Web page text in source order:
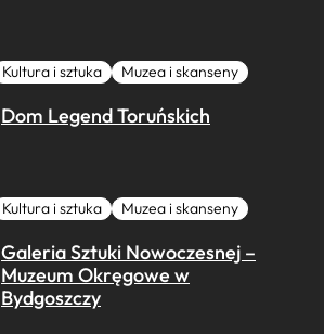
Kultura i sztuka Muzea i skanseny
Dom Legend Toruńskich
Kultura i sztuka Muzea i skanseny
Galeria Sztuki Nowoczesnej –
Muzeum Okręgowe w
Bydgoszczy